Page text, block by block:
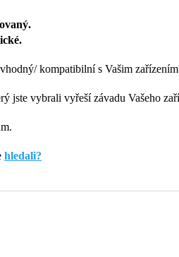
vhodný/ kompatibilní s Vašim
jste vybrali vyřeší závadu Vašeho
hledali?